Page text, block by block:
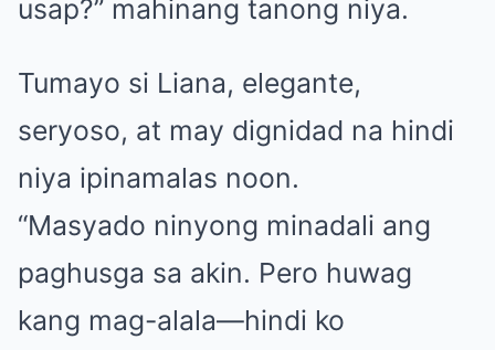
usap?” mahinang tanong niya.
Tumayo si Liana, elegante,
seryoso, at may dignidad na hindi
niya ipinamalas noon.
“Masyado ninyong minadali ang
paghusga sa akin. Pero huwag
kang mag-alala—hindi ko